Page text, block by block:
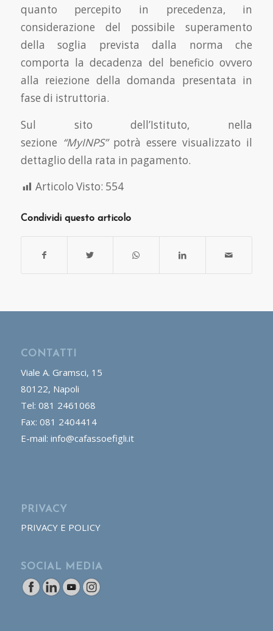
quanto percepito in precedenza, in
considerazione del possibile superamento
della soglia prevista dalla norma che
comporta la decadenza del beneficio ovvero
alla reiezione della domanda presentata in
fase di istruttoria.
Sul sito dell’Istituto, nella
sezione “MyINPS” potrà essere visualizzato il
dettaglio della rata in pagamento.
Articolo Visto: 554
Condividi questo articolo
CONTATTI
Viale A. Gramsci, 15
80122, Napoli
Tel: 081 2461068
Fax: 081 2404414
E-mail: info@cafassoefigli.it
PRIVACY
PRIVACY E POLICY
SOCIAL MEDIA